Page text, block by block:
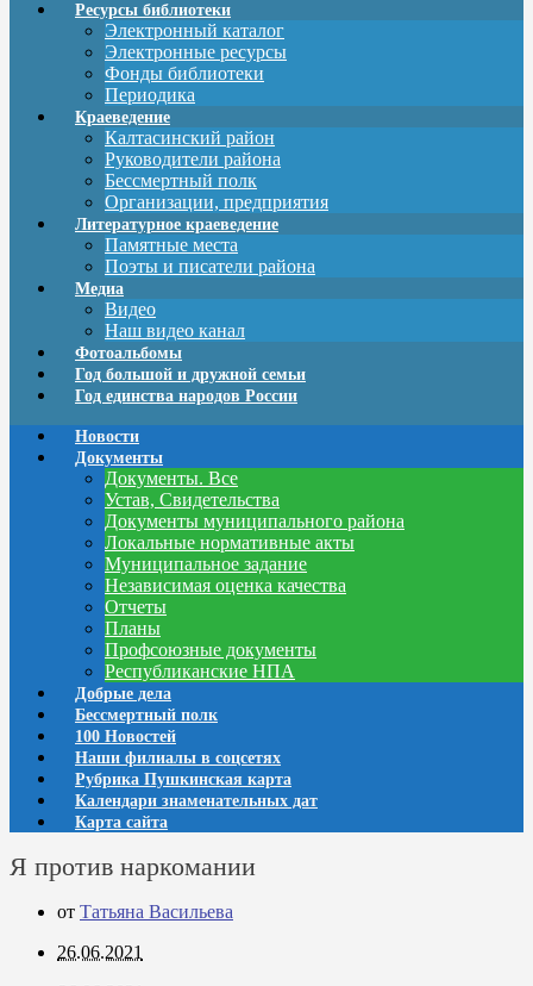
Ресурсы библиотеки
Электронный каталог
Электронные ресурсы
Фонды библиотеки
Периодика
Краеведение
Калтасинский район
Руководители района
Бессмертный полк
Организации, предприятия
Литературное краеведение
Памятные места
Поэты и писатели района
Медиа
Видео
Наш видео канал
Фотоальбомы
Год большой и дружной семьи
Год единства народов России
Новости
Документы
Документы. Все
Устав, Свидетельства
Документы муниципального района
Локальные нормативные акты
Муниципальное задание
Независимая оценка качества
Отчеты
Планы
Профсоюзные документы
Республиканские НПА
Добрые дела
Бессмертный полк
100 Новостей
Наши филиалы в соцсетях
Рубрика Пушкинская карта
Календари знаменательных дат
Карта сайта
Я против наркомании
от Татьяна Васильева
26.06.2021